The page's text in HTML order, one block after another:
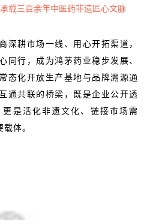
载三百余年中医药非遗匠心文脉
深耕市场一线、用心开拓渠道，
同行，成为鸿茅药业稳步发展、
态化开放生产基地与品牌溯源通
通共联的桥梁，既是企业公开透
是活化非遗文化、链接市场需
体。